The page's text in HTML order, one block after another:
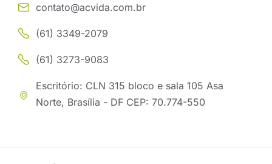
contato@acvida.com.br
(61) 3349-2079
(61) 3273-9083
Escritório: CLN 315 bloco e sala 105 Asa
Norte, Brasília - DF CEP: 70.774-550